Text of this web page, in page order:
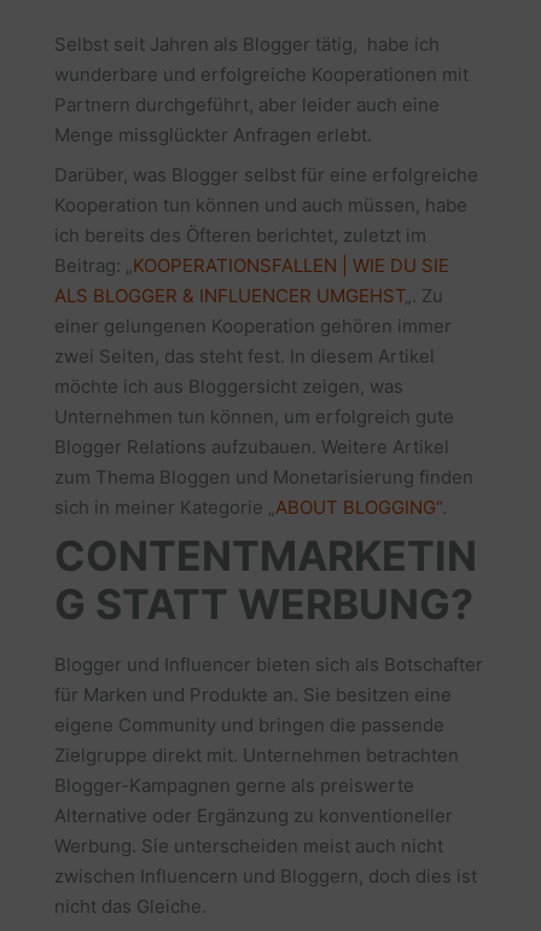
Selbst seit Jahren als Blogger tätig, habe ich
wunderbare und erfolgreiche Kooperationen mit
Partnern durchgeführt, aber leider auch eine
Menge missglückter Anfragen erlebt.
Darüber, was Blogger selbst für eine erfolgreiche
Kooperation tun können und auch müssen, habe
ich bereits des Öfteren berichtet, zuletzt im
Beitrag: „ KOOPERATIONSFALLEN | WIE DU SIE
ALS BLOGGER & INFLUENCER UMGEHST„. Zu
einer gelungenen Kooperation gehören immer
zwei Seiten, das steht fest. In diesem Artikel
möchte ich aus Bloggersicht zeigen, was
Unternehmen tun können, um erfolgreich gute
Blogger Relations aufzubauen. Weitere Artikel
zum Thema Bloggen und Monetarisierung finden
sich in meiner Kategorie „ ABOUT BLOGGING“.
CONTENTMARKETIN
G STATT WERBUNG?
Blogger und Influencer bieten sich als Botschafter
für Marken und Produkte an. Sie besitzen eine
eigene Community und bringen die passende
Zielgruppe direkt mit. Unternehmen betrachten
Blogger-Kampagnen gerne als preiswerte
Alternative oder Ergänzung zu konventioneller
Werbung. Sie unterscheiden meist auch nicht
zwischen Influencern und Bloggern, doch dies ist
nicht das Gleiche.